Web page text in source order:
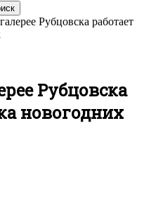
Рубцовска работает
Рубцовска
новогодних